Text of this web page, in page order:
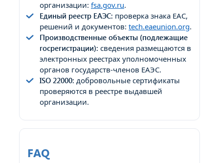
организации: fsa.gov.ru.
Единый реестр ЕАЭС: проверка знака EAC,
решений и документов: tech.eaeunion.org.
Производственные объекты (подлежащие
госрегистрации): сведения размещаются в
электронных реестрах уполномоченных
органов государств-членов ЕАЭС.
ISO 22000: добровольные сертификаты
проверяются в реестре выдавшей
организации.
FAQ